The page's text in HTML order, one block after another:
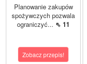
Planowanie zakupów
spożywczych pozwala
ograniczyć... ⇖ 11
Zobacz przepis!